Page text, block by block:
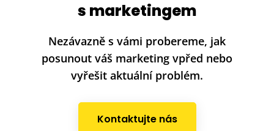
s marketingem
Nezávazně s vámi probereme, jak
posunout váš marketing vpřed nebo
vyřešit aktuální problém.
Kontaktujte nás